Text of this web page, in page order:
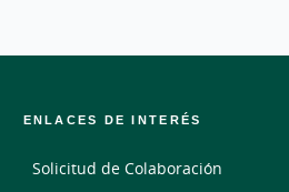
ENLACES DE INTERÉS
Solicitud de Colaboración